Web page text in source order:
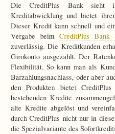
Die CreditPlus Bank sieht
Kreditabwicklung und bietet
Dieser Kredit kann schnell und
Vergabe beimCreditPlus Bank
zuverlässig. Die Kreditkunden
Girokonto ausgezahlt. Der
Flexibilität. So kann man als
Barzahlungsnachlass, oder aber
den Produkten bietet
bestehenden Kredite
alte Kredite abgelöst und
durch CreditPlus nicht nur in
die Spezialvariante des